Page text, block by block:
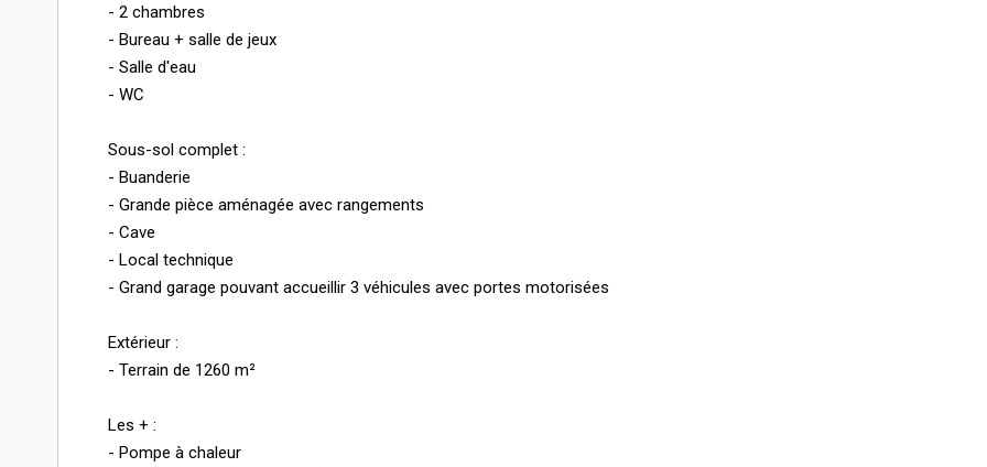
- 2 chambres
- Bureau + salle de jeux
- Salle d'eau
- WC
Sous-sol complet :
- Buanderie
- Grande pièce aménagée avec rangements
- Cave
- Local technique
- Grand garage pouvant accueillir 3 véhicules avec portes motorisées
Extérieur :
- Terrain de 1260 m²
Les + :
- Pompe à chaleur